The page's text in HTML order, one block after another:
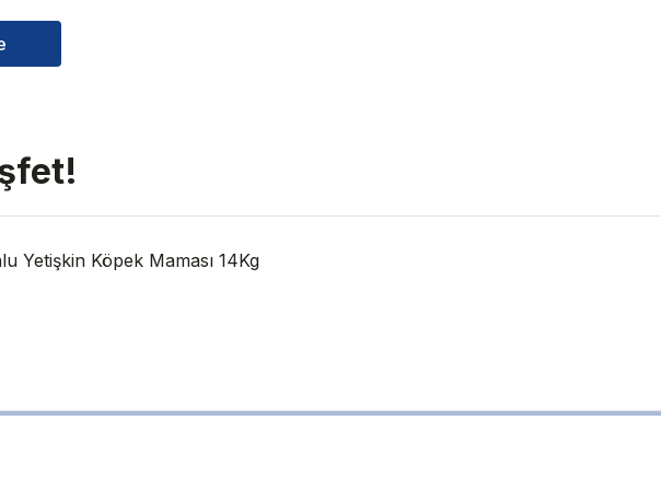
Yetişkin Köpek Maması 14Kg